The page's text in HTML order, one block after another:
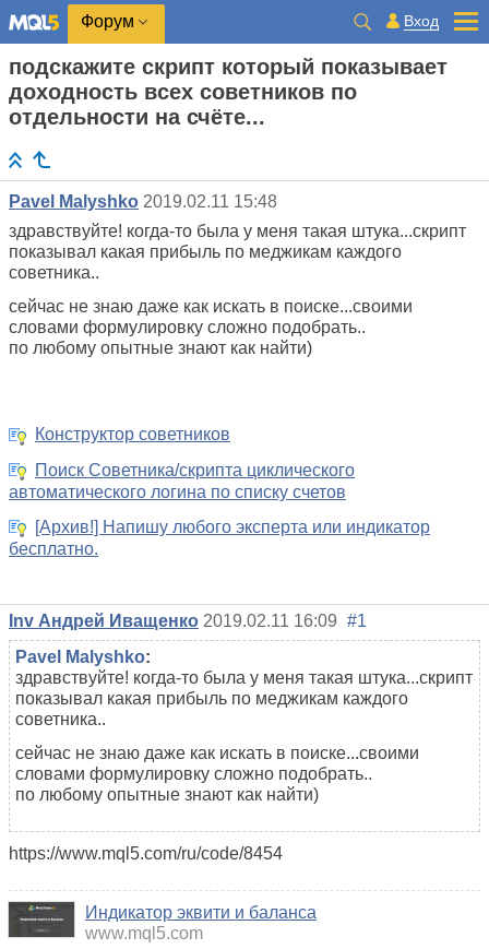
Форум Вход
подскажите скрипт который показывает
доходность всех советников по
отдельности на счёте...
Pavel Malyshko 2019.02.11 15:48
здравствуйте! когда-то была у меня такая штука...скрипт
показывал какая прибыль по меджикам каждого
советника..
сейчас не знаю даже как искать в поиске...своими
словами формулировку сложно подобрать..
по любому опытные знают как найти)
Конструктор советников
Поиск Советника/скрипта циклического
автоматического логина по списку счетов
[Архив!] Напишу любого эксперта или индикатор
бесплатно.
Inv Андрей Иващенко 2019.02.11 16:09 #1
Pavel Malyshko:
здравствуйте! когда-то была у меня такая штука...скрипт
показывал какая прибыль по меджикам каждого
советника..
сейчас не знаю даже как искать в поиске...своими
словами формулировку сложно подобрать..
по любому опытные знают как найти)
https://www.mql5.com/ru/code/8454
Индикатор эквити и баланса
www.mql5.com